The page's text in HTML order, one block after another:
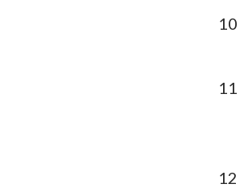
10
11
12